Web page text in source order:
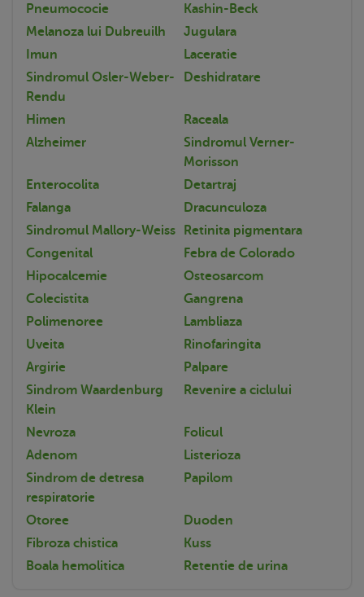
Pneumococie
Kashin-Beck
Melanoza lui Dubreuilh
Jugulara
Imun
Laceratie
Sindromul Osler-Weber-
Rendu
Deshidratare
Himen
Raceala
Alzheimer
Sindromul Verner-
Morisson
Enterocolita
Detartraj
Falanga
Dracunculoza
Sindromul Mallory-Weiss
Retinita pigmentara
Congenital
Febra de Colorado
Hipocalcemie
Osteosarcom
Colecistita
Gangrena
Polimenoree
Lambliaza
Uveita
Rinofaringita
Argirie
Palpare
Sindrom Waardenburg
Klein
Revenire a ciclului
Nevroza
Folicul
Adenom
Listerioza
Sindrom de detresa
respiratorie
Papilom
Otoree
Duoden
Fibroza chistica
Kuss
Boala hemolitica
Retentie de urina